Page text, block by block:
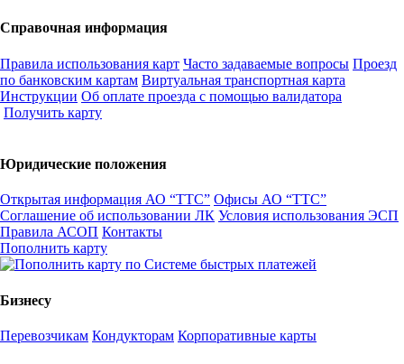
Справочная информация
Правила использования карт Часто задаваемые вопросы Проезд
по банковским картам Виртуальная транспортная карта
Инструкции Об оплате проезда с помощью валидатора
Получить карту
Юридические положения
Открытая информация АО “ТТС” Офисы АО “ТТС”
Соглашение об использовании ЛК Условия использования ЭСП
Правила АСОП Контакты
Пополнить карту
Бизнесу
Перевозчикам Кондукторам Корпоративные карты